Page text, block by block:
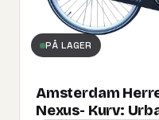
PÅ LAGER
Amsterdam
Nexus- Kurv:​